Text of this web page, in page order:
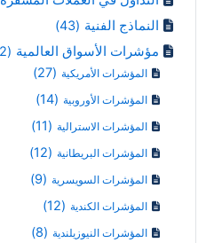
النماذج الفنية (43)
مؤشرات الأسواق العالمية (52)
المؤشرات الأمريكية (27)
المؤشرات الأوروبية (14)
المؤشرات الاسترالية (11)
المؤشرات البريطانية (12)
المؤشرات السويسرية (9)
المؤشرات الكندية (12)
المؤشرات النيوزيلندية (8)